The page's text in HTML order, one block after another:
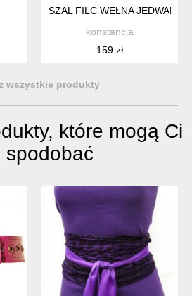
SZAL FILC WEŁNA JEDWAB
konstancja
159 zł
wszystkie produkty
które mogą Ci
spodobać